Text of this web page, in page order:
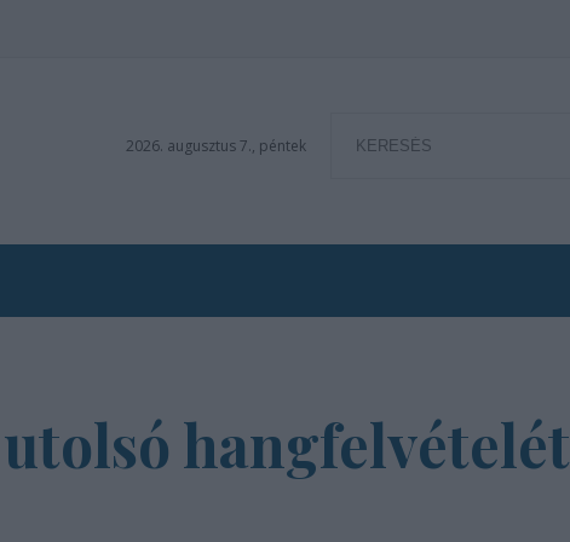
2026. augusztus 7., péntek
hangfelvételét